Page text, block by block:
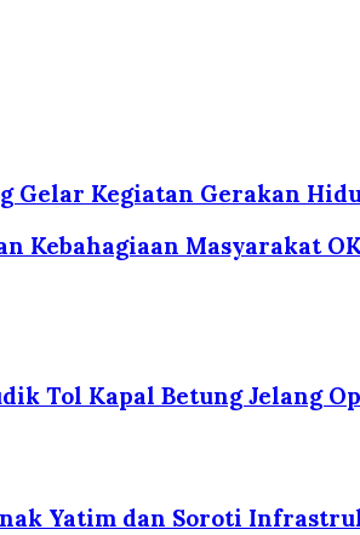
Gelar Kegiatan Gerakan
Kebahagiaan Masyarakat
Tol Kapal Betung Jelang
Yatim dan Soroti